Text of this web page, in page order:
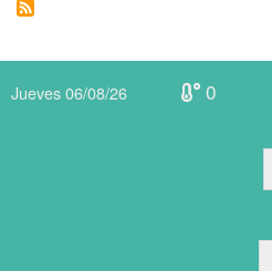
Jueves 06/08/26 0